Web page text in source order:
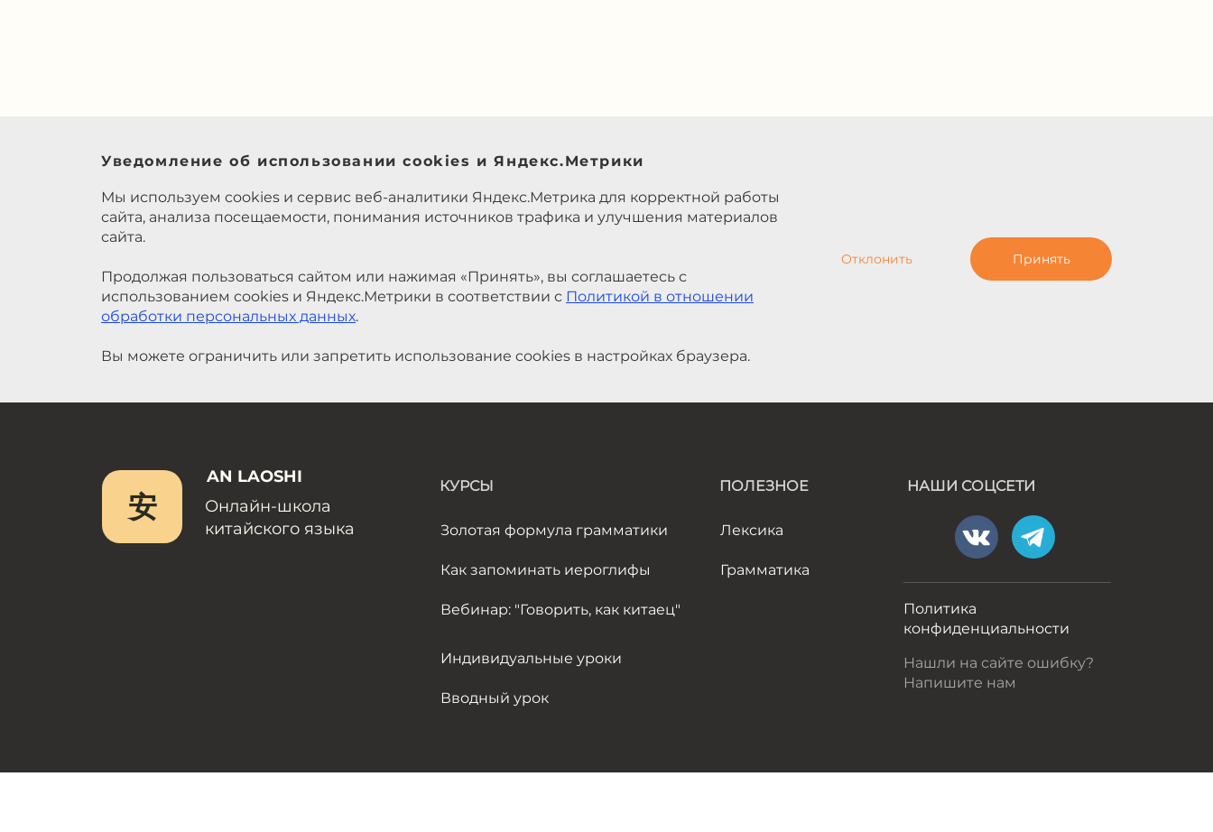
Уведомление об использовании cookies и Яндекс.Метрики
Мы используем cookies и сервис веб-аналитики Яндекс.Метрика для корректной работы
сайта, анализа посещаемости, понимания источников трафика и улучшения материалов
сайта.
Продолжая пользоваться сайтом или нажимая «Принять», вы соглашаетесь с
использованием cookies и Яндекс.Метрики в соответствии с Политикой в отношении
обработки персональных данных.
Вы можете ограничить или запретить использование cookies в настройках браузера.
Отклонить Принять
安
AN LAOSHI
Онлайн-школа
китайского языка
КУРСЫ
Золотая формула грамматики
Как запоминать иероглифы
Вебинар: "Говорить, как китаец"
Индивидуальные уроки
Вводный урок
ПОЛЕЗНОЕ
Лексика
Грамматика
НАШИ СОЦСЕТИ
Политика
конфиденциальности
Нашли на сайте ошибку?
Напишите нам